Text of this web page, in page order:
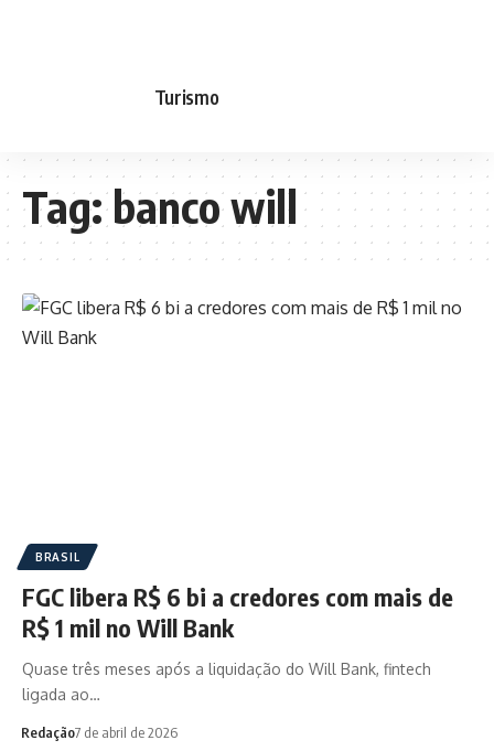
Turismo
Tag:banco will
BRASIL
FGC libera R$ 6 bi a credores com mais de
R$ 1 mil no Will Bank
Quase três meses após a liquidação do Will Bank, fintech
ligada ao…
Redação7 de abril de 2026